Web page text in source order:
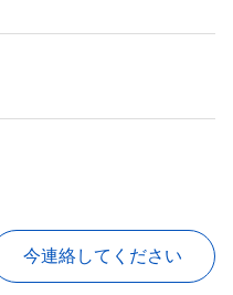
今連絡してください